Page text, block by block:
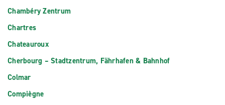
Chambéry Zentrum
Chartres
Chateauroux
Cherbourg – Stadtzentrum, Fährhafen & Bahnhof
Colmar
Compiègne